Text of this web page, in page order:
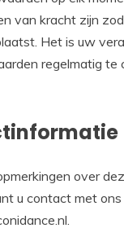
van kracht zijn
Het is uw
regelmatig te
over
u contact met
.